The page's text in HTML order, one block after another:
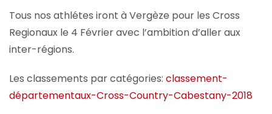
Tous nos athlétes iront à Vergèze pour les Cross
Regionaux le 4 Février avec l’ambition d’aller aux
inter-régions.
Les classements par catégories: classement-
départementaux-Cross-Country-Cabestany-2018